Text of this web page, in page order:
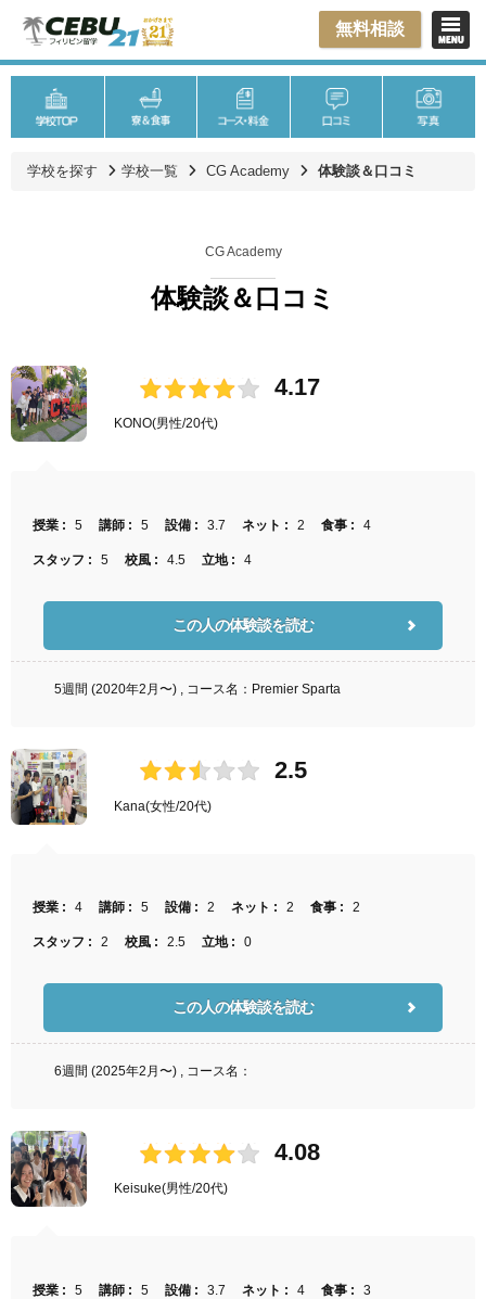
無料相談
学校を探す 学校一覧 CG Academy 体験談＆口コミ
CG Academy
体験談＆口コミ
KONO(男性/20代)
4.17
授業 : 5 講師 : 5 設備 : 3.7 ネット : 2 食事 : 4
スタッフ : 5 校風 : 4.5 立地 : 4
この人の体験談を読む
5週間 (2020年2月〜) , コース名：Premier Sparta
Kana(女性/20代)
2.5
授業 : 4 講師 : 5 設備 : 2 ネット : 2 食事 : 2
スタッフ : 2 校風 : 2.5 立地 : 0
この人の体験談を読む
6週間 (2025年2月〜) , コース名：
Keisuke(男性/20代)
4.08
授業 : 5 講師 : 5 設備 : 3.7 ネット : 4 食事 : 3